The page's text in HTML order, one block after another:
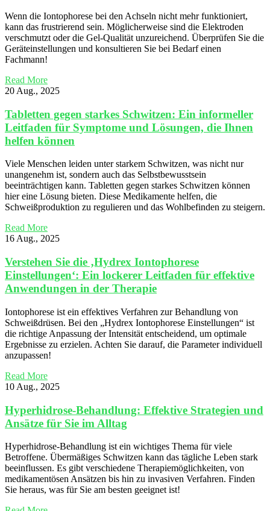
Wenn die Iontophorese bei den Achseln nicht mehr funktioniert,
kann das frustrierend sein. Möglicherweise sind die Elektroden
verschmutzt oder die Gel-Qualität unzureichend. Überprüfen Sie die
Geräteinstellungen und konsultieren Sie bei Bedarf einen
Fachmann!
Read More
20 Aug., 2025
Tabletten gegen starkes Schwitzen: Ein informeller
Leitfaden für Symptome und Lösungen, die Ihnen
helfen können
Viele Menschen leiden unter starkem Schwitzen, was nicht nur
unangenehm ist, sondern auch das Selbstbewusstsein
beeinträchtigen kann. Tabletten gegen starkes Schwitzen können
hier eine Lösung bieten. Diese Medikamente helfen, die
Schweißproduktion zu regulieren und das Wohlbefinden zu steigern.
Read More
16 Aug., 2025
Verstehen Sie die ‚Hydrex Iontophorese
Einstellungen‘: Ein lockerer Leitfaden für effektive
Anwendungen in der Therapie
Iontophorese ist ein effektives Verfahren zur Behandlung von
Schweißdrüsen. Bei den „Hydrex Iontophorese Einstellungen“ ist
die richtige Anpassung der Intensität entscheidend, um optimale
Ergebnisse zu erzielen. Achten Sie darauf, die Parameter individuell
anzupassen!
Read More
10 Aug., 2025
Hyperhidrose-Behandlung: Effektive Strategien und
Ansätze für Sie im Alltag
Hyperhidrose-Behandlung ist ein wichtiges Thema für viele
Betroffene. Übermäßiges Schwitzen kann das tägliche Leben stark
beeinflussen. Es gibt verschiedene Therapiemöglichkeiten, von
medikamentösen Ansätzen bis hin zu invasiven Verfahren. Finden
Sie heraus, was für Sie am besten geeignet ist!